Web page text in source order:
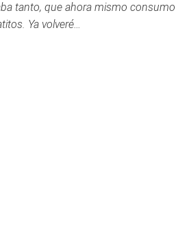
tanto, que ahora mismo consumo
Ya volveré…